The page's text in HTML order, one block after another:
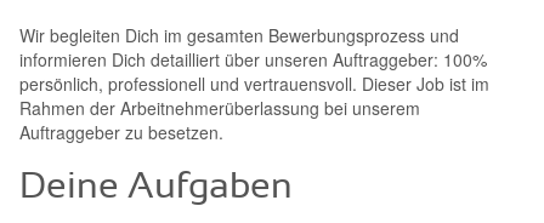
Wir begleiten Dich im gesamten Bewerbungsprozess und
informieren Dich detailliert über unseren Auftraggeber: 100%
persönlich, professionell und vertrauensvoll. Dieser Job ist im
Rahmen der Arbeitnehmerüberlassung bei unserem
Auftraggeber zu besetzen.
Deine Aufgaben